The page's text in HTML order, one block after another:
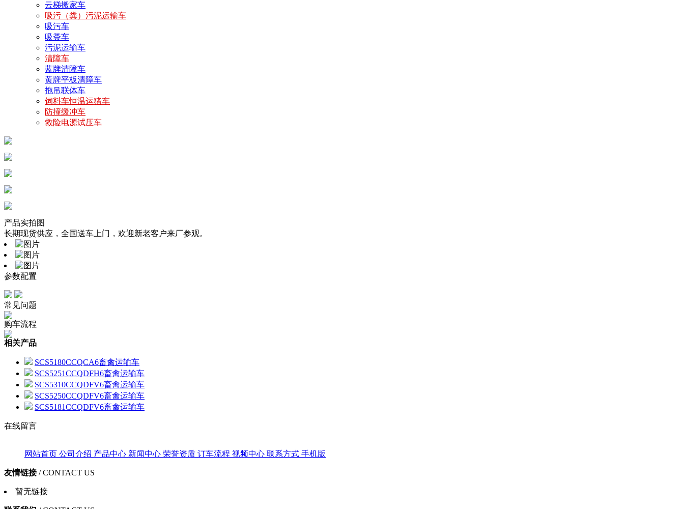
云梯搬家车
吸污（粪）污泥运输车
吸污车
吸粪车
污泥运输车
清障车
蓝牌清障车
黄牌平板清障车
拖吊联体车
饲料车恒温运猪车
防撞缓冲车
救险电源试压车
产品实拍图
长期现货供应，全国送车上门，欢迎新老客户来厂参观。
参数配置
常见问题
购车流程
相关产品
SCS5180CCQCA6畜禽运输车
SCS5251CCQDFH6畜禽运输车
SCS5310CCQDFV6畜禽运输车
SCS5250CCQDFV6畜禽运输车
SCS5181CCQDFV6畜禽运输车
在线留言
网站首页 公司介绍 产品中心 新闻中心 荣誉资质 订车流程 视频中心 联系方式 手机版
友情链接/ CONTACT US
暂无链接